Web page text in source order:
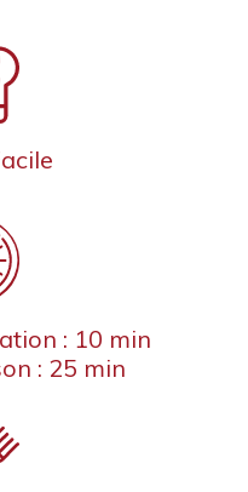
: 10 min
: 25 min